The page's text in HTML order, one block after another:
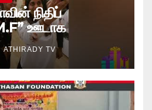
நிதிப்
ஊடாக
வீடியோ
ATHIRADY TV